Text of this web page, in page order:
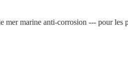
marine anti-corrosion --- pour les